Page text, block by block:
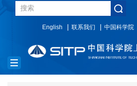
English 联系我们 中国科学院
Toggle